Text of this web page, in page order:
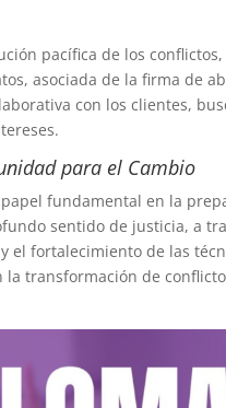
pacífica de los
asociada de la firma de
con los clientes,
para el Cambio
fundamental en la
sentido de justicia, a
el fortalecimiento de las
transformación de